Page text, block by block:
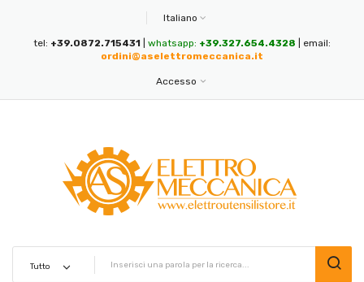
Italiano
tel: +39.0872.715431 whatsapp: +39.327.654.4328 | email:
ordini@aselettromeccanica.it
Accesso